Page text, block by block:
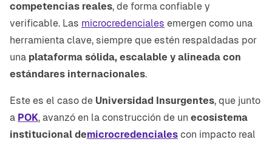
competencias reales, de forma confiable y
verificable. Las microcredenciales emergen como una
herramienta clave, siempre que estén respaldadas por
una plataforma sólida, escalable y alineada con
estándares internacionales.
Este es el caso de Universidad Insurgentes, que junto
a POK, avanzó en la construcción de un ecosistema
institucional demicrocredenciales con impacto real